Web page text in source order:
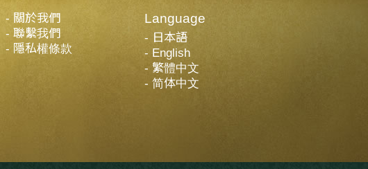
關於我們
聯繫我們
隱私權條款
Language
日本語
English
繁體中文
简体中文